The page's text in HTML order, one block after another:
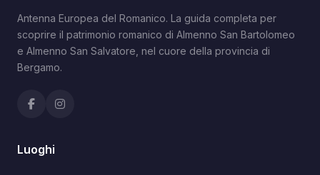
Antenna Europea del Romanico. La guida completa per
scoprire il patrimonio romanico di Almenno San Bartolomeo
e Almenno San Salvatore, nel cuore della provincia di
Bergamo.
Luoghi